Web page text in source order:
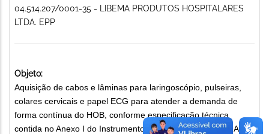
04.514.207/0001-35 - LIBEMA PRODUTOS HOSPITALARES
LTDA. EPP
Objeto:
Aquisição de cabos e lâminas para laringoscópio, pulseiras,
colares cervicais e papel ECG para atender a demanda de
forma contínua do HOB, conforme especificação técnica
contida no Anexo I do Instrumento Convocatório. MATERIAIS